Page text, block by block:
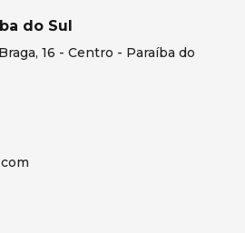
do Sul
16 - Centro - Paraíba do